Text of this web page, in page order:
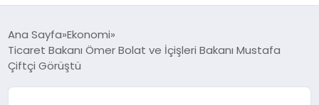
GÜNDEM
EKONOMI
Ana Sayfa Ekonomi
Ticaret Bakanı Ömer Bolat ve İçişleri Bakanı Mustafa
Çiftçi Görüştü